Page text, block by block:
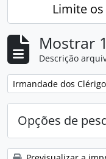
Limite
Mostrar
Descrição
Remover filtro:
Irmandade dos
Opções de